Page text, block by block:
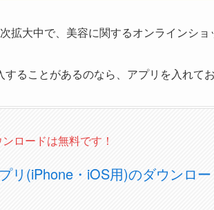
拡大中で、美容に関するオンラインショ
ることがあるのなら、アプリを入れて
ロードは無料です！
リ(iPhone・iOS用)のダウンロ